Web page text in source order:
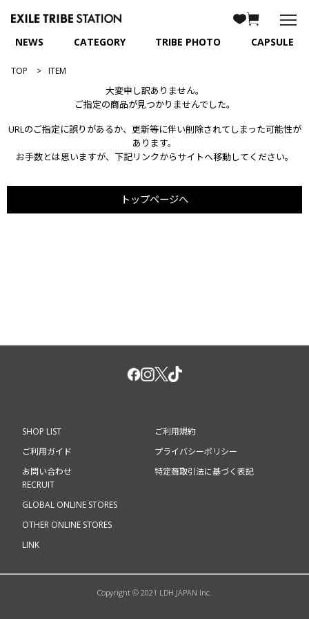
NEWS CATEGORY TRIBE PHOTO CAPSULE
TOP ITEM
大変申し訳ありません。
ご指定の商品が見つかりませんでした。
URLのご指定に誤りがあるか、更新等に伴い削除されてしまった可能性が
あります。
お手数とは思いますが、下記リンクからサイトへ移動してください。
トップページへ
SHOP LIST
ご利用ガイド
お問い合わせ
ご利用規約
プライバシーポリシー
特定商取引法に基づく表記
RECRUIT
GLOBAL ONLINE STORES
OTHER ONLINE STORES
LINK
Copyright © 2021 LDH JAPAN Inc.